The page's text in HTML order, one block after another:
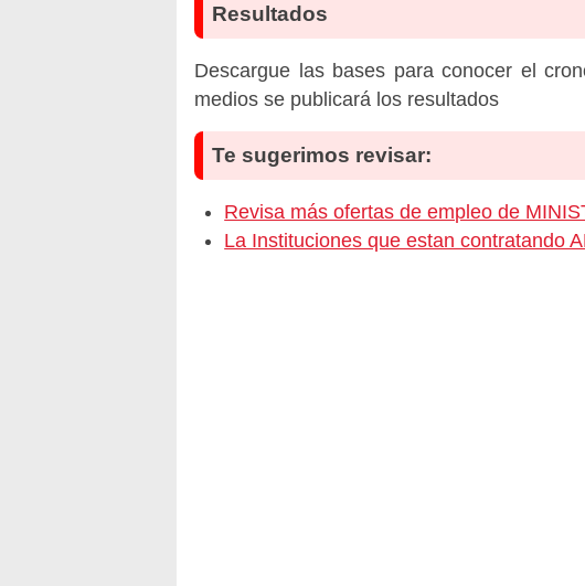
Resultados
Descargue las bases para conocer el
medios se publicará los resultados
Te sugerimos revisar:
Revisa más ofertas de empleo de
La Instituciones que estan contratando